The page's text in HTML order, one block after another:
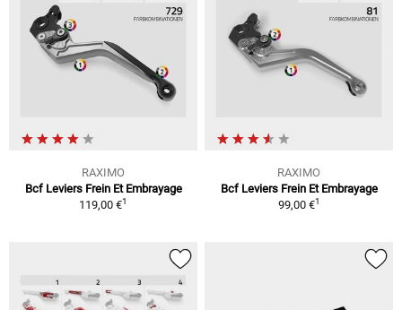
RAXIMO
Bcf Leviers Frein Et Embrayage
119,00 €1
RAXIMO
Bcf Leviers Frein Et Embrayage
99,00 €1